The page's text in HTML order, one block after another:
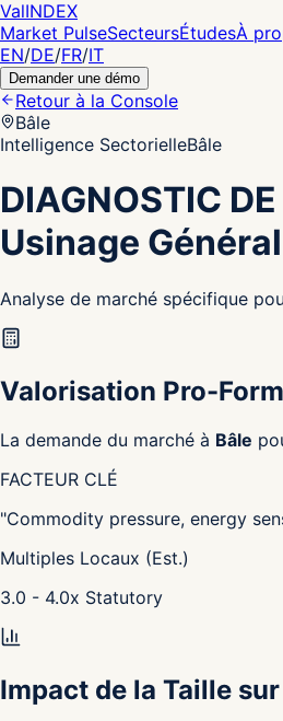
ValINDEX
Market PulseSecteursÉtudesÀ
EN/DE/FR/IT
Demander une démo
Retour à la Console
Bâle
Intelligence SectorielleBâle
DIAGNOSTIC
Usinage Général
Analyse de marché spécifique
Valorisation Pro-
La demande du marché à Bâle
FACTEUR CLÉ
"Commodity pressure, energy
Multiples Locaux (Est.)
3.0 - 4.0x Statutory
Impact de la Taille